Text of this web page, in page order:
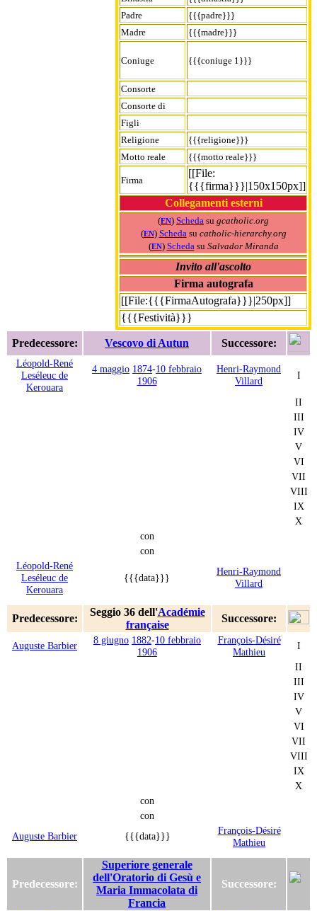
Padre
{{{padre}}}
Madre
{{{madre}}}
Coniuge {{{coniuge 1}}}
Consorte
Consorte di
Figli
Religione
{{{religione}}}
Motto reale
{{{motto reale}}}
Firma
[[File:
{{{firma}}}|150x150px]]
Collegamenti esterni
(EN) Scheda su gcatholic.org
(EN) Scheda su catholic-hierarchy.org
(EN) Scheda su Salvador Miranda
Invito all'ascolto
Firma autografa
[[File:{{{FirmaAutografa}}}|250px]]
{{{Festività}}}
Predecessore: Vescovo di Autun Successore:
Léopold-René
Leséleuc de
Kerouara
4 maggio 1874-10 febbraio
1906
Henri-Raymond
Villard
I
II
III
IV
V
VI
VII
VIII
IX
X
con
con
Léopold-René
Leséleuc de
Kerouara
{{{data}}}
Henri-Raymond
Villard
Predecessore:
Seggio 36 dell'Académie
française
Successore:
Auguste Barbier 8 giugno 1882-10 febbraio
1906
François-Désiré
Mathieu
I
II
III
IV
V
VI
VII
VIII
IX
X
con
con
Auguste Barbier
{{{data}}}
François-Désiré
Mathieu
Predecessore:
Superiore generale
dell'Oratorio di Gesù e
Maria Immacolata di
Francia
Successore: